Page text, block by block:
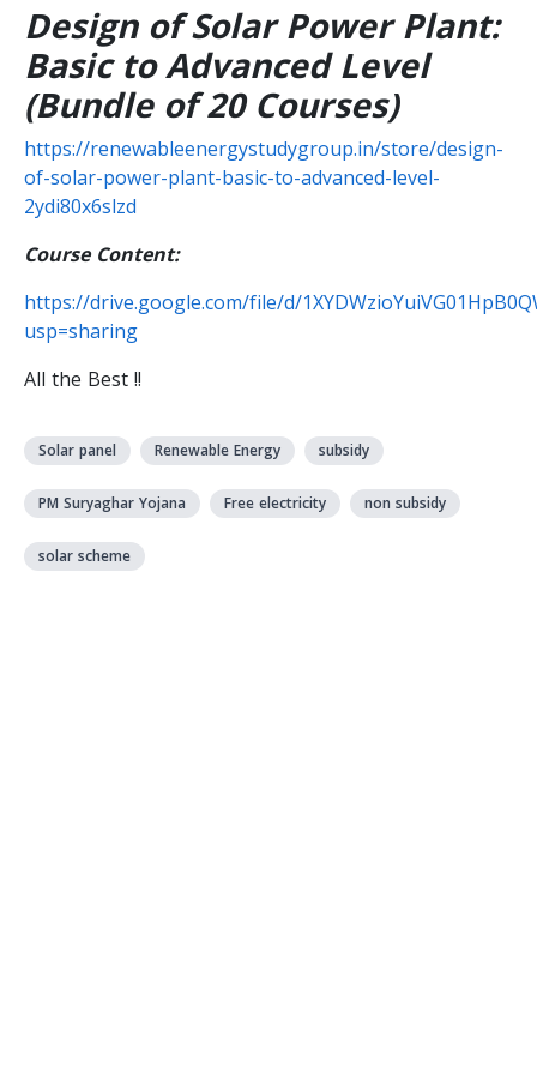
Design of Solar Power Plant:
Basic to Advanced Level
(Bundle of 20 Courses)
https://renewableenergystudygroup.in/store/design-
of-solar-power-plant-basic-to-advanced-level-
2ydi80x6slzd
Course Content:
https://drive.google.com/file/d/
usp=sharing
All the Best !!
Solar panel Renewable Energy subsidy
PM Suryaghar Yojana Free electricity non subsidy
solar scheme